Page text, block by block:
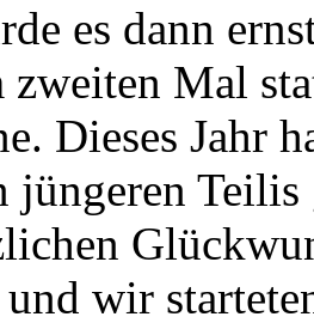
es dann
zweiten Mal
Dieses Jahr
jüngeren
und wir